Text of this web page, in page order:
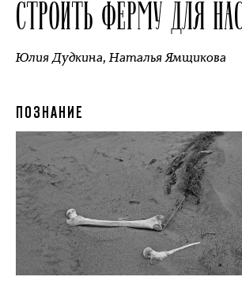
СТРОИТЬ ФЕРМУ ДЛЯ
Юлия Дудкина,Наталья Ямщикова
ПОЗНАНИЕ